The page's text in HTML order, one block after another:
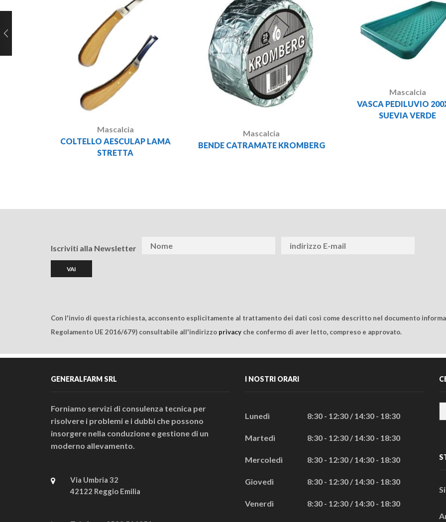
Mascalcia
COLTELLO AESCULAP LAMA
STRETTA
Mascalcia
BENDE CATRAMATE KROMBERG
Mascalcia
VASCA PEDILUVIO
SUEVIA VERDE
Iscriviti alla Newsletter
Con l'invio di questa richiesta, acconsento esplicitamente al trattamento dei dati così come descritto nel documento
Regolamento UE 2016/679) consultabile all'indirizzo privacy che confermo di aver letto, compreso e approvato.
GENERALFARM SRL
Forniamo servizi di consulenza tecnica per
risolvere i problemi e i dubbi che possono
insorgere nella conduzione e gestione di un
moderno allevamento.
Via Umbria 32
42122 Reggio Emilia
I NOSTRI ORARI
Lunedì 8:30 - 12:30 / 14:30 - 18:30
Martedì 8:30 - 12:30 / 14:30 - 18:30
Mercoledì 8:30 - 12:30 / 14:30 - 18:30
Giovedì 8:30 - 12:30 / 14:30 - 18:30
Venerdì 8:30 - 12:30 / 14:30 - 18:30